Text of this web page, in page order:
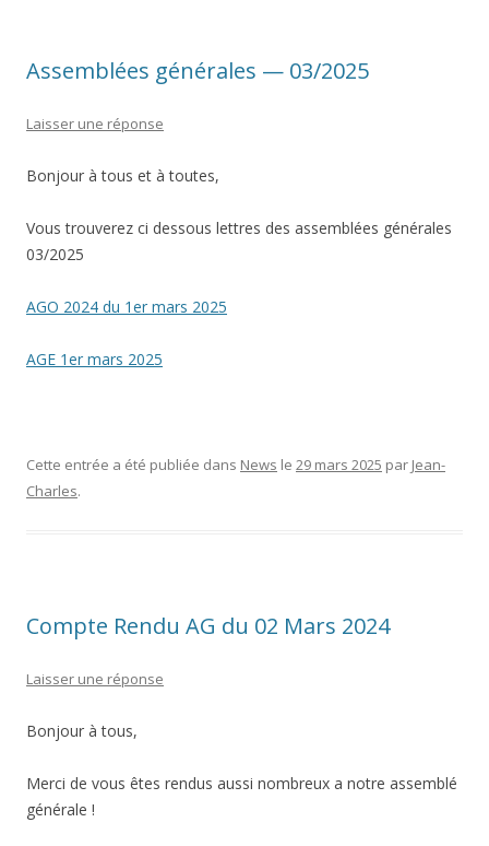
Assemblées générales — 03/2025
Laisser une réponse
Bonjour à tous et à toutes,
Vous trouverez ci dessous lettres des assemblées générales
03/2025
AGO 2024 du 1er mars 2025
AGE 1er mars 2025
Cette entrée a été publiée dans News le 29 mars 2025 par Jean-
Charles.
Compte Rendu AG du 02 Mars 2024
Laisser une réponse
Bonjour à tous,
Merci de vous êtes rendus aussi nombreux a notre assemblé
générale !